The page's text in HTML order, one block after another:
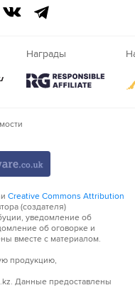
Награды
Creative Commons Attribution
(создателя)
уведомление об
об оговорке и
вместе с материалом.
продукцию,
Данные предоставлены